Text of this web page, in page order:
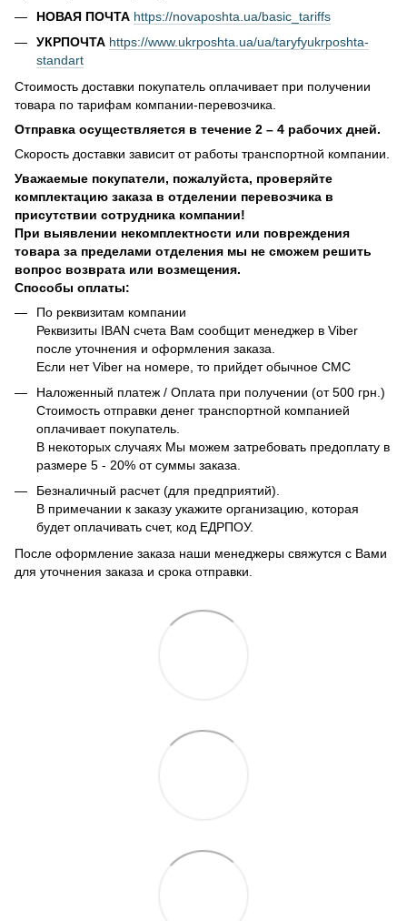
НОВАЯ ПОЧТА https://novaposhta.ua/basic_tariffs
УКРПОЧТА https://www.ukrposhta.ua/ua/taryfyukrposhta-
standart
Стоимость доставки покупатель оплачивает при получении
товара по тарифам компании-перевозчика.
Отправка осуществляется в течение 2 – 4 рабочих дней.
Скорость доставки зависит от работы транспортной компании.
Уважаемые покупатели, пожалуйста, проверяйте
комплектацию заказа в отделении перевозчика в
присутствии сотрудника компании!
При выявлении некомплектности или повреждения
товара за пределами отделения мы не сможем решить
вопрос возврата или возмещения.
Способы оплаты:
По реквизитам компании
Реквизиты IBAN счета Вам сообщит менеджер в Viber
после уточнения и оформления заказа.
Если нет Viber на номере, то прийдет обычное СМС
Наложенный платеж / Оплата при получении (от 500 грн.)
Стоимость отправки денег транспортной компанией
оплачивает покупатель.
В некоторых случаях Мы можем затребовать предоплату в
размере 5 - 20% от суммы заказа.
Безналичный расчет (для предприятий).
В примечании к заказу укажите организацию, которая
будет оплачивать счет, код ЕДРПОУ.
После оформление заказа наши менеджеры свяжутся с Вами
для уточнения заказа и срока отправки.